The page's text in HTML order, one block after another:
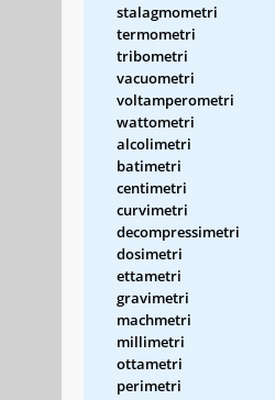
stalagmometri
termometri
tribometri
vacuometri
voltamperometri
wattometri
alcolimetri
batimetri
centimetri
curvimetri
decompressimetri
dosimetri
ettametri
gravimetri
machmetri
millimetri
ottametri
perimetri